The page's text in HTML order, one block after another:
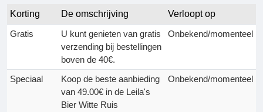
Korting De omschrijving
Verloopt op
Gratis
U kunt genieten van gratis
verzending bij bestellingen
boven de 40€.
Onbekend/momenteel
Speciaal
Koop de beste aanbieding
van 49.00€ in de Leila's
Bier Witte Ruis
Onbekend/momenteel